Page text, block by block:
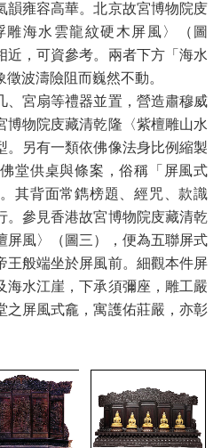
韻雍容高華。北京故宮博物院庋
海水雲龍紋硬木屏風〉（圖
近，可資參考。兩者下方「海水
波濤險阻而巍然不動。
、宮扇等禮器並置，營造肅穆威
博物院庋藏清乾隆〈紫檀雕山水
。另有一類依佛像法身比例縮製
堂供桌與條案，俗稱「屏風式
其背面常鐫榜題、經咒、款識
。參見香港故宮博物院庋藏清乾
屏風〉（圖三），便為五聯屏式
王般端坐於屏風前。細觀本件屏
海水江崖，下承須彌座，雕工嚴
之屏風式龕，寓護佑莊嚴，亦彰